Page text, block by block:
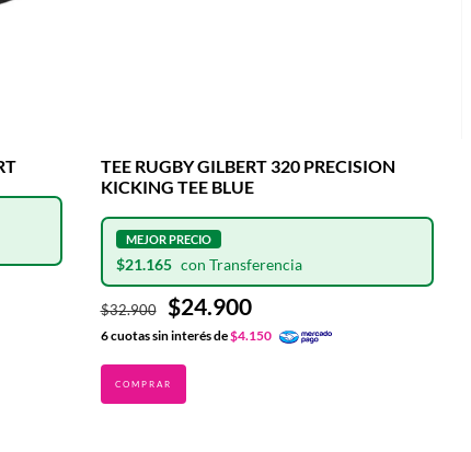
TEE RUGBY GILBERT 320 PRECISION
KICKING TEE BLUE
$32.900 $24.900
$21.165
6cuotas sin interés de$4.150